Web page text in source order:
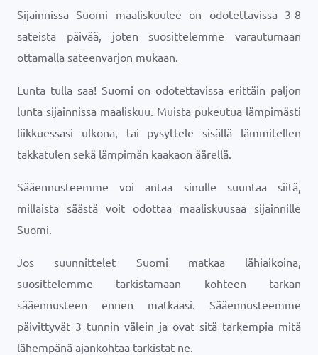
Sijainnissa Suomi maaliskuulee on odotettavissa 3-8
sateista päivää, joten suosittelemme varautumaan
ottamalla sateenvarjon mukaan.
Lunta tulla saa! Suomi on odotettavissa erittäin paljon
lunta sijainnissa maaliskuu. Muista pukeutua lämpimästi
liikkuessasi ulkona, tai pysyttele sisällä lämmitellen
takkatulen sekä lämpimän kaakaon äärellä.
Sääennusteemme voi antaa sinulle suuntaa siitä,
millaista säästä voit odottaa maaliskuusaa sijainnille
Suomi.
Jos suunnittelet Suomi matkaa lähiaikoina,
suosittelemme tarkistamaan kohteen tarkan
sääennusteen ennen matkaasi. Sääennusteemme
päivittyvät 3 tunnin välein ja ovat sitä tarkempia mitä
lähempänä ajankohtaa tarkistat ne.